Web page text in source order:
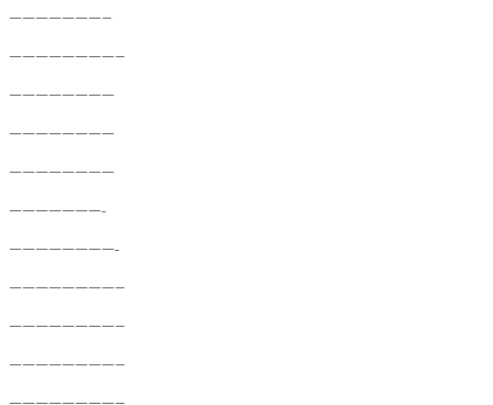
———————–
————————–
————————
————————
————————
———————-
————————-
————————–
————————–
————————–